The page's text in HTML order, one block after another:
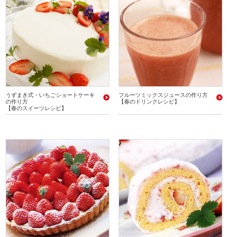
うずまき式・いちごショートケーキ
の作り方
【春のスイーツレシピ】
フルーツミックスジュースの作り方
【春のドリンクレシピ】